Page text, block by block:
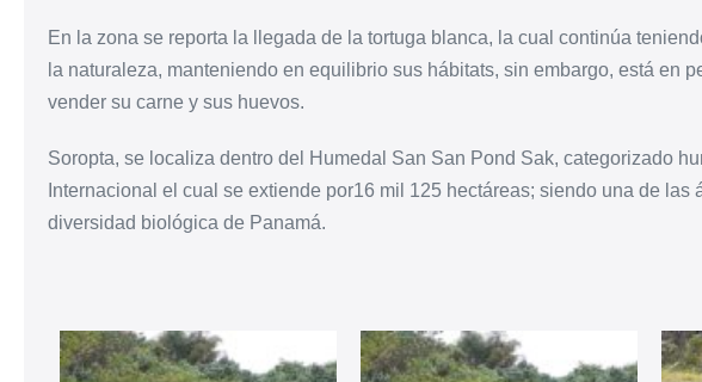
En la zona se reporta la llegada de la tortuga blanca, la cual continúa
la naturaleza, manteniendo en equilibrio sus hábitats, sin embargo, está en
vender su carne y sus huevos.
Soropta, se localiza dentro del Humedal San San Pond Sak, categorizado
Internacional el cual se extiende por16 mil 125 hectáreas; siendo una de las
diversidad biológica de Panamá.